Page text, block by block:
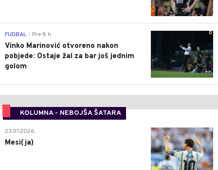
0
FUDBAL Pre 8 h
Vinko Marinović otvoreno nakon
pobjede: Ostaje žal za bar još jednim
golom
KOLUMNA - NEBOJŠA ŠATARA
0
23.07.2026.
Mesi(ja)